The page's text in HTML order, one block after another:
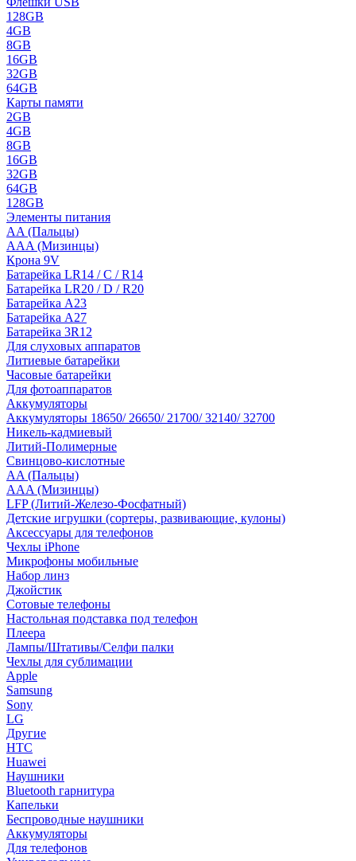
128GB
4GB
8GB
16GB
32GB
64GB
Карты памяти
2GB
4GB
8GB
16GB
32GB
64GB
128GB
Элементы питания
AA (Пальцы)
AAA (Мизинцы)
Крона 9V
Батарейка LR14 / C / R14
Батарейка LR20 / D / R20
Батарейка A23
Батарейка A27
Батарейка 3R12
Для слуховых аппаратов
Литиевые батарейки
Часовые батарейки
Для фотоаппаратов
Аккумуляторы
Аккумуляторы 18650/ 26650/ 21700/ 32140/ 32700
Никель-кадмиевый
Литий-Полимерные
Свинцово-кислотные
AA (Пальцы)
AAA (Мизинцы)
LFP (Литий-Железо-Фосфатный)
Детские игрушки (сортеры, развивающие, кулоны)
Аксессуары для телефонов
Чехлы iPhone
Микрофоны мобильные
Набор линз
Джойстик
Сотовые телефоны
Настольная подставка под телефон
Плеера
Лампы/Штативы/Селфи палки
Чехлы для сублимации
Apple
Samsung
Sony
LG
Другие
HTC
Huawei
Наушники
Bluetooth гарнитура
Капельки
Беспроводные наушники
Аккумуляторы
Для телефонов